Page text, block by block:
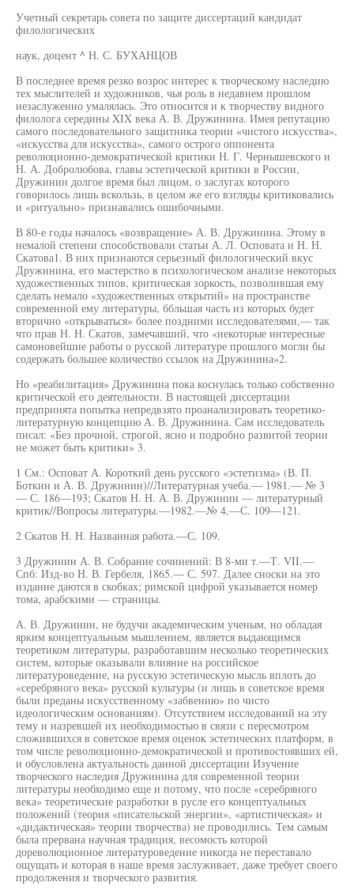
Учетный секретарь совета по защите диссертаций кандидат
филологических
наук, доцент ^ Н. С. БУХАНЦОВ
В последнее время резко возрос интерес к творческому наследию
тех мыслителей и художников, чья роль в недавнем прошлом
незаслуженно умалялась. Это относится и к творчеству видного
филолога середины XIX века А. В. Дружинина. Имея репутацию
самого последовательного защитника теории «чистого искусства»,
«искусства для искусства», самого острого оппонента
революционно-демократической критики Н. Г. Чернышевского и
Н. А. Добролюбова, главы эстетической критики в России,
Дружинин долгое время был лицом, о заслугах которого
говорилось лишь вскользь, в целом же его взгляды критиковались
и «ритуально» признавались ошибочными.
В 80-е годы началось «возвращение» А. В. Дружинина. Этому в
немалой степени способствовали статьи А. Л. Осповата и Н. Н.
Скатова1. В них признаются серьезный филологический вкус
Дружинина, его мастерство в психологическом анализе некоторых
художественных типов, критическая зоркость, позволившая ему
сделать немало «художественных открытий» на пространстве
современной ему литературы, ббльшая часть из которых будет
вторично «открываться» более поздними исследователями,— так
что прав Н. Н. Скатов, замечавший, что «некоторые интересные
самоновейшие работы о русской литературе прошлого могли бы
содержать большее количество ссылок на Дружинина»2.
Но «реабилитация» Дружинина пока коснулась только собственно
критической его деятельности. В настоящей диссертации
предпринята попытка непредвзято проанализировать теоретико-
литературную концепцию А. В. Дружинина. Сам исследователь
писал: «Без прочной, строгой, ясно и подробно развитой теории
не может быть критики» 3.
1 См.: Осповат А. Короткий день русского «эстетизма» (В. П.
Боткин и А. В. Дружинин)//Литературная учеба.— 1981.— № 3
— С. 186—193; Скатов Н. Н. А. В. Дружинин — литературный
критик//Вопросы литературы.—1982.—№ 4,—С. 109—121.
2 Скатов Н. Н. Названная работа.—С. 109.
3 Дружинин А. В. Собрание сочинений: В 8-ми т.—Т. VII.—
Спб: Изд-во Н. В. Гербеля, 1865.— С. 597. Далее сноски на это
издание даются в скобках; римской цифрой указывается номер
тома, арабскими — страницы.
А. В. Дружинин, не будучи академическим ученым, но обладая
ярким концептуальным мышлением, является выдающимся
теоретиком литературы, разработавшим несколько теоретических
систем, которые оказывали влияние на российское
литературоведение, на русскую эстетическую мысль вплоть до
«серебряного века» русской культуры (и лишь в советское время
были преданы искусственному «забвению» по чисто
идеологическим основаниям). Отсутствием исследований на эту
тему и назревшей их необходимостью в связи с пересмотром
сложившихся в советское время оценок эстетических платформ, в
том числе революционно-демократической и противостоявших ей,
и обусловлена актуальность данной диссертации Изучение
творческого наследия Дружинина для современной теории
литературы необходимо еще и потому, что после «серебряного
века» теоретические разработки в русле его концептуальных
положений (теория «писательской энергии», «артистическая» и
«дидактическая» теории творчества) не проводились. Тем самым
была прервана научная традиция, весомость которой
дореволюционное литературоведение никогда не переставало
ощущать и которая в наше время заслуживает, даже требует своего
продолжения и творческого развития.